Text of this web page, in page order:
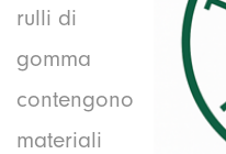
rulli di
gomma
contengono
materiali